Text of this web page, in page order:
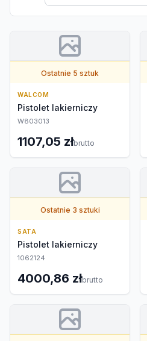
Ostatnie 5 sztuk
WALCOM
Pistolet lakierniczy
W803013
1107,05 złbrutto
Ostatnie 3 sztuki
SATA
Pistolet lakierniczy
1062124
4000,86 złbrutto